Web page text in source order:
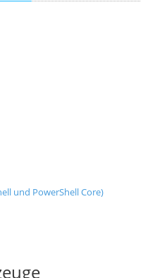
und PowerShell Core)